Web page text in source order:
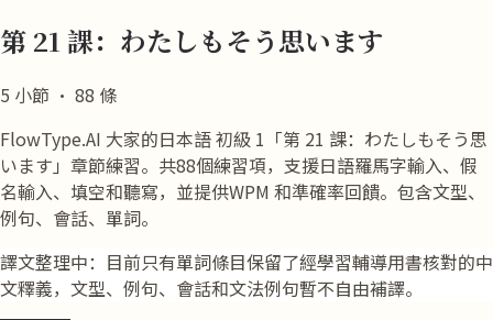
第 21 課：わたしもそう思います
5 小節 · 88 條
FlowType.AI 大家的日本語 初級 1「第 21 課：わたしもそう思
います」章節練習。共88個練習項，支援日語羅馬字輸入、假
名輸入、填空和聽寫，並提供WPM 和準確率回饋。包含文型、
例句、會話、單詞。
譯文整理中：目前只有單詞條目保留了經學習輔導用書核對的中
文釋義，文型、例句、會話和文法例句暫不自由補譯。